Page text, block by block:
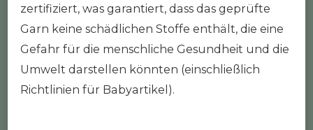
zertifiziert, was garantiert, dass das geprüfte
Garn keine schädlichen Stoffe enthält, die eine
Gefahr für die menschliche Gesundheit und die
Umwelt darstellen könnten (einschließlich
Richtlinien für Babyartikel).